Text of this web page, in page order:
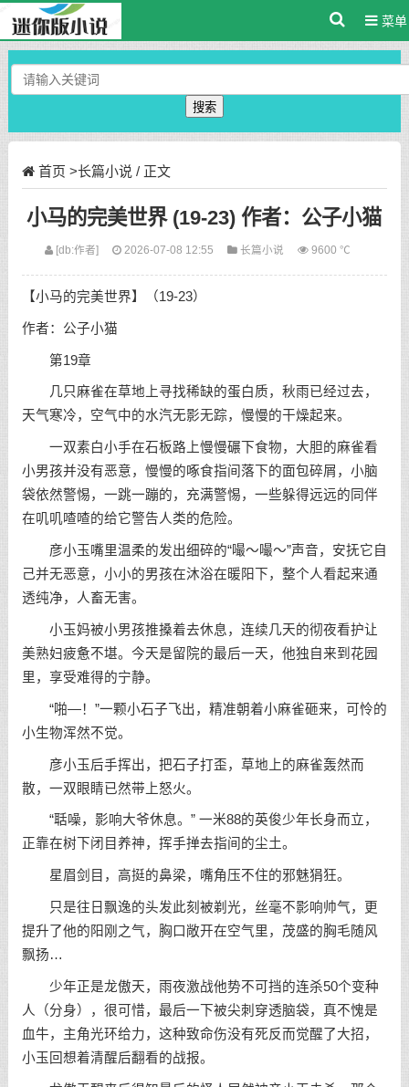
菜单
搜索
首页 >长篇小说 / 正文
小马的完美世界 (19-23) 作者：公子小猫
[db:作者] 2026-07-08 12:55 长篇小说 9600 ℃
【小马的完美世界】（19-23）
作者：公子小猫
第19章
几只麻雀在草地上寻找稀缺的蛋白质，秋雨已经过去，
天气寒冷，空气中的水汽无影无踪，慢慢的干燥起来。
一双素白小手在石板路上慢慢碾下食物，大胆的麻雀看
小男孩并没有恶意，慢慢的啄食指间落下的面包碎屑，小脑
袋依然警惕，一跳一蹦的，充满警惕，一些躲得远远的同伴
在叽叽喳喳的给它警告人类的危险。
彦小玉嘴里温柔的发出细碎的“嘬～嘬～”声音，安抚它自
己并无恶意，小小的男孩在沐浴在暖阳下，整个人看起来通
透纯净，人畜无害。
小玉妈被小男孩推搡着去休息，连续几天的彻夜看护让
美熟妇疲惫不堪。今天是留院的最后一天，他独自来到花园
里，享受难得的宁静。
“啪—！”一颗小石子飞出，精准朝着小麻雀砸来，可怜的
小生物浑然不觉。
彦小玉后手挥出，把石子打歪，草地上的麻雀轰然而
散，一双眼睛已然带上怒火。
“聒噪，影响大爷休息。” 一米88的英俊少年长身而立，
正靠在树下闭目养神，挥手掸去指间的尘土。
星眉剑目，高挺的鼻梁，嘴角压不住的邪魅狷狂。
只是往日飘逸的头发此刻被剃光，丝毫不影响帅气，更
提升了他的阳刚之气，胸口敞开在空气里，茂盛的胸毛随风
飘扬…
少年正是龙傲天，雨夜激战他势不可挡的连杀50个变种
人（分身），很可惜，最后一下被尖刺穿透脑袋，真不愧是
血牛，主角光环给力，这种致命伤没有死反而觉醒了大招，
小玉回想着清醒后翻看的战报。